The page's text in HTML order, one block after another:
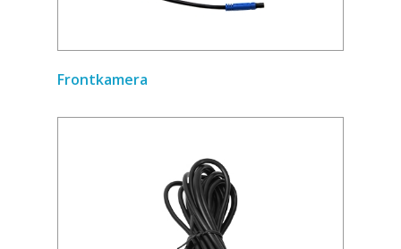
Frontkamera